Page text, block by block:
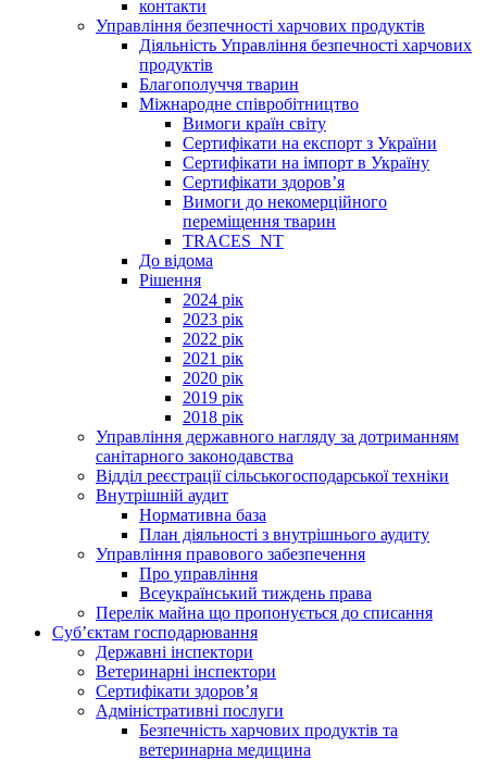
контакти
Управління безпечності харчових продуктів
Діяльність Управління безпечності харчових
продуктів
Благополуччя тварин
Міжнародне співробітництво
Вимоги країн світу
Сертифікати на експорт з України
Сертифікати на імпорт в Україну
Сертифікати здоров’я
Вимоги до некомерційного
переміщення тварин
TRACES_NT
До відома
Рішення
2024 рік
2023 рік
2022 рік
2021 рік
2020 рік
2019 рік
2018 рік
Управління державного нагляду за дотриманням
санітарного законодавства
Відділ реєстрації сільськогосподарської техніки
Внутрішній аудит
Нормативна база
План діяльності з внутрішнього аудиту
Управління правового забезпечення
Про управління
Всеукраїнський тиждень права
Перелік майна що пропонується до списання
Суб’єктам господарювання
Державні інспектори
Ветеринарні інспектори
Сертифікати здоров’я
Адміністративні послуги
Безпечність харчових продуктів та
ветеринарна медицина